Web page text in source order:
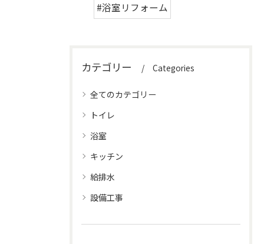
#浴室リフォーム
カテゴリー Categories
全てのカテゴリー
トイレ
浴室
キッチン
給排水
設備工事